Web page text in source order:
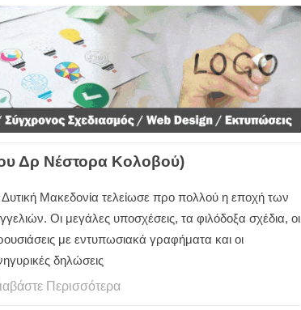
Δρ Νέστορα Κολοβού)
Δυτική Μακεδονία τελείωσε προ πολλού η εποχή των
Οι μεγάλες υποσχέσεις, τα φιλόδοξα σχέδια, οι
με εντυπωσιακά γραφήματα και οι
δηλώσεις
Περισσότερα